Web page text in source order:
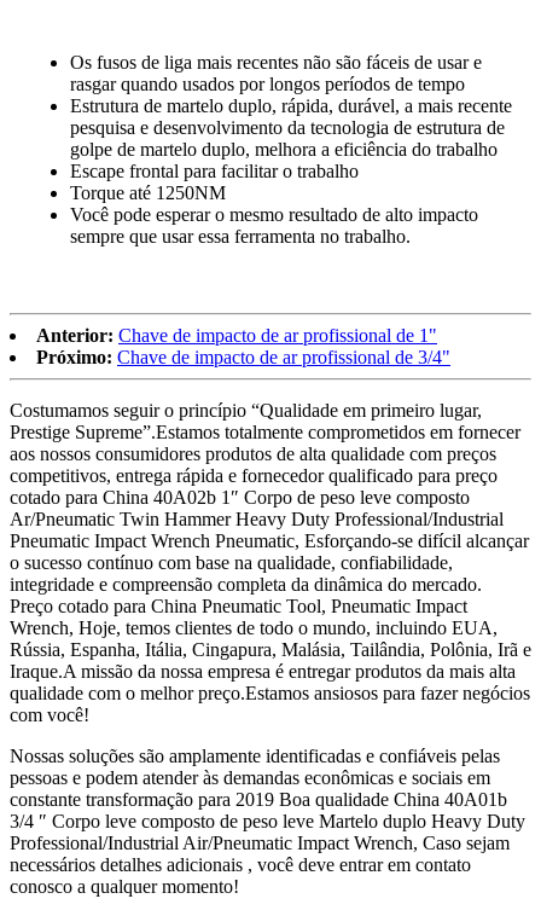
Os fusos de liga mais recentes não são fáceis de usar e
rasgar quando usados ​​por longos períodos de tempo
Estrutura de martelo duplo, rápida, durável, a mais recente
pesquisa e desenvolvimento da tecnologia de estrutura de
golpe de martelo duplo, melhora a eficiência do trabalho
Escape frontal para facilitar o trabalho
Torque até 1250NM
Você pode esperar o mesmo resultado de alto impacto
sempre que usar essa ferramenta no trabalho.
Anterior: Chave de impacto de ar profissional de 1"
Próximo: Chave de impacto de ar profissional de 3/4"
Costumamos seguir o princípio “Qualidade em primeiro lugar,
Prestige Supreme”.Estamos totalmente comprometidos em fornecer
aos nossos consumidores produtos de alta qualidade com preços
competitivos, entrega rápida e fornecedor qualificado para preço
cotado para China 40A02b 1″ Corpo de peso leve composto
Ar/Pneumatic Twin Hammer Heavy Duty Professional/Industrial
Pneumatic Impact Wrench Pneumatic, Esforçando-se difícil alcançar
o sucesso contínuo com base na qualidade, confiabilidade,
integridade e compreensão completa da dinâmica do mercado.
Preço cotado para China Pneumatic Tool, Pneumatic Impact
Wrench, Hoje, temos clientes de todo o mundo, incluindo EUA,
Rússia, Espanha, Itália, Cingapura, Malásia, Tailândia, Polônia, Irã e
Iraque.A missão da nossa empresa é entregar produtos da mais alta
qualidade com o melhor preço.Estamos ansiosos para fazer negócios
com você!
Nossas soluções são amplamente identificadas e confiáveis ​​pelas
pessoas e podem atender às demandas econômicas e sociais em
constante transformação para 2019 Boa qualidade China 40A01b
3/4 ″ Corpo leve composto de peso leve Martelo duplo Heavy Duty
Professional/Industrial Air/Pneumatic Impact Wrench, Caso sejam
necessários detalhes adicionais , você deve entrar em contato
conosco a qualquer momento!